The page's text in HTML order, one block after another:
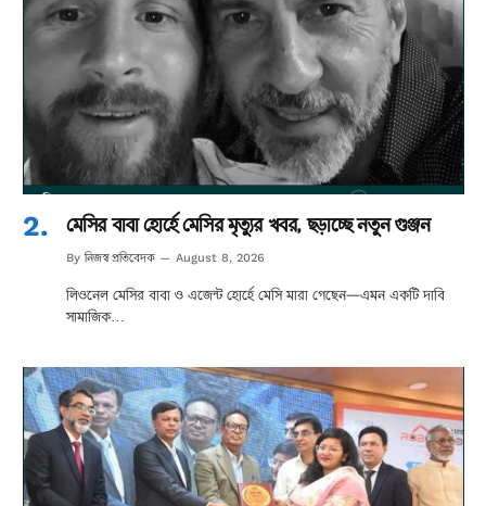
মেসির বাবা হোর্হে মেসির মৃত্যুর খবর, ছড়াচ্ছে নতুন গুঞ্জন
By নিজস্ব প্রতিবেদক August 8, 2026
লিওনেল মেসির বাবা ও এজেন্ট হোর্হে মেসি মারা গেছেন—এমন একটি দাবি
সামাজিক…